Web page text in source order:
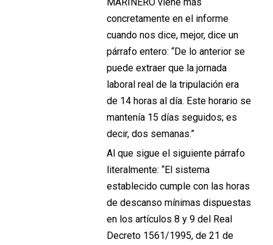
concretamente en el informe
cuando nos dice, mejor, dice un
párrafo entero: “De lo anterior se
puede extraer que la jornada
laboral real de la tripulación era
de 14 horas al día. Este horario se
mantenía 15 días seguidos; es
decir, dos semanas.”
Al que sigue el siguiente párrafo
literalmente: “El sistema
establecido cumple con las horas
de descanso mínimas dispuestas
en los artículos 8 y 9 del Real
Decreto 1561/1995, de 21 de